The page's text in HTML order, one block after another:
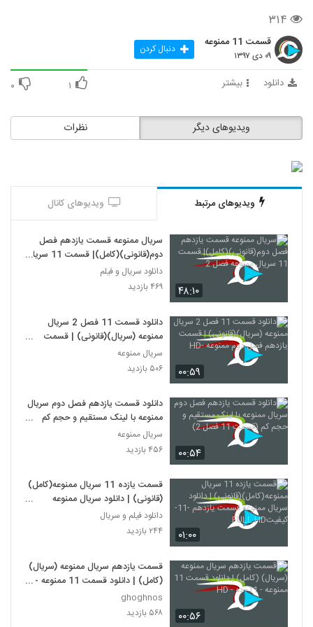
۳۱۴
قسمت 11 ممنوعه
۰۹ دی ۱۳۹۷ دنبال کردن
دانلود بیشتر ۱ ۰
نظرات ویدیوهای دیگر
ویدیوهای مرتبط ویدیوهای کانال
۴۸:۱۰
سریال ممنوعه قسمت یازدهم فصل
دوم(قانونی)(کامل)| قسمت 11 سریال
ممنوعه فصل 2
دانلود سریال و فیلم
۴۶۹ بازدید
۰۰:۵۹
دانلود قسمت 11 فصل 2 سریال
ممنوعه (سریال)(قانونی) | قسمت
یازدهم فصل دوم ممنوعه -HD
سریال ممنوعه
۵۰۶ بازدید
۰۰:۵۴
دانلود قسمت یازدهم فصل دوم سریال
ممنوعه با لینک مستقیم و حجم کم
(قسمت 11 فصل 2)
سریال ممنوعه
۴۵۶ بازدید
۰۱:۰۰
قسمت یازده 11 سریال ممنوعه(کامل)
(قانونی) | دانلود سریال ممنوعه
قسمت یازدهم -11-کیفیتFULL HD
دانلود فیلم و سریال
۲۴۴ بازدید
۰۰:۵۶
قسمت یازدهم سریال ممنوعه (سریال)
(کامل) | دانلود قسمت 11 ممنوعه -
11- ده - HD
ghoghnos
۵۶۸ بازدید